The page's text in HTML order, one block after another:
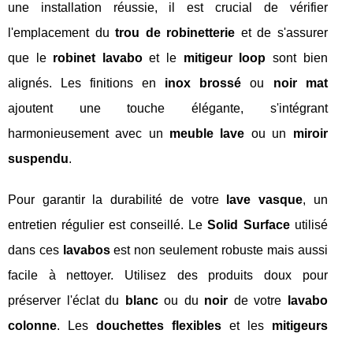
une installation réussie, il est crucial de vérifier
l'emplacement dutrou de robinetterie et de s'assurer
que le robinet lavaboet le mitigeur loop sont bien
alignés. Les finitions en inox brossé ou noir mat
ajoutent une touche élégante, s'intégrant
harmonieusement avec un meuble lave ou un miroir
suspendu.
Pour garantir la durabilité de votre lave vasque, un
entretien régulier est conseillé. LeSolid Surfaceutilisé
dans ces lavabosest non seulement robuste mais aussi
facile à nettoyer. Utilisez des produits doux pour
préserver l'éclat du
blancou du noir de votre
lavabo
colonne. Les douchettes flexibleset les mitigeurs